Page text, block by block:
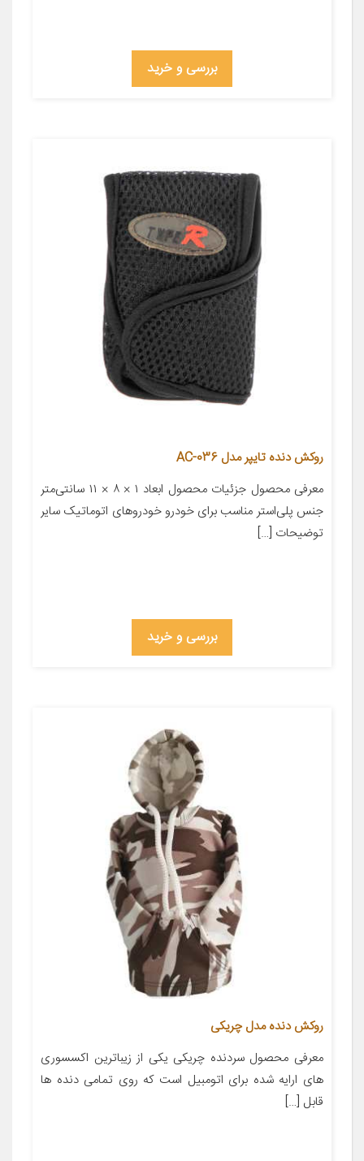
بررسی و خرید
روکش دنده تایپر مدل AC-036
معرفی محصول جزئیات محصول ابعاد ۱ × ۸ × ۱۱ سانتی‌متر
جنس پلی‌استر مناسب برای خودرو خودروهای اتوماتیک سایر
توضیحات […]
بررسی و خرید
روکش دنده مدل چریکی
معرفی محصول سردنده چریکی یکی از زیباترین اکسسوری
های ارایه شده برای اتومبیل است که روی تمامی دنده ها
قابل […]